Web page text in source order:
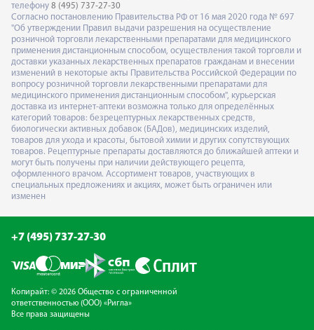
телефону 8 (495) 737-27-30
Согласно постановлению Правительства РФ от 16 мая 2020 года № 697
"Об утверждении Правил выдачи разрешения на осуществление
розничной торговли лекарственными препаратами для медицинского
применения дистанционным способом, осуществления такой торговли и
доставки указанных лекарственных препаратов гражданам и внесении
изменений в некоторые акты Правительства Российской Федерации по
вопросу розничной торговли лекарственными препаратами для
медицинского применения дистанционным способом", курьерская
доставка из интернет-аптеки возможна только для определённых
категорий товаров: безрецептурных лекарственных средств,
биологически активных добавок (БАДов), медицинских изделий,
товаров для ухода и красоты, бытовой химии и других сопутствующих
товаров. Рецептурные препараты доставляются до ближайшей аптеки и
могут быть получены при наличии действующего рецепта,
оформленного врачом. Ассортимент товаров, участвующих в
специальных предложениях и акциях, может быть ограничен или
изменен
+7 (495) 737-27-30
Копирайт: © 2026 Общество с ограниченной
ответственностью (ООО) «Ригла»
Все права защищены